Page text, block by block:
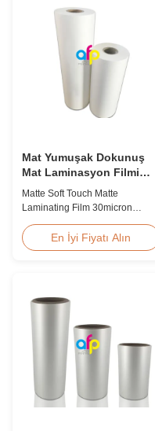
Mat Yumuşak Dokunuş
Mat Laminasyon Filmi
30mikron 35mikron Lüks
Paket Tüketimi İçin
Matte Soft Touch Matte
Laminating Film 30micron
Consumption Fingerprint Free
Soft Touch Matte Laminating
free laminate is specifically
engineered for luxury packaging
applications. ...
En İyi Fiyatı Alın